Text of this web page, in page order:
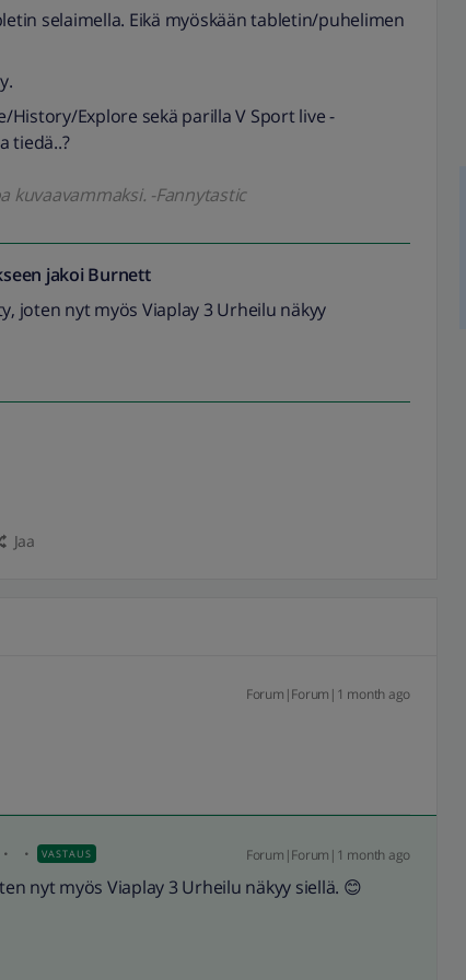
selaimella. Eikä myöskään tabletin/puhelimen
Explore sekä parilla V Sport live -
tiedä..?
kuvaavammaksi. -Fannytastic
jakoi Burnett
joten nyt myös Viaplay 3 Urheilu näkyy
Jaa
Forum|Forum|1 month ago
VASTAUS Forum|Forum|1 month ago
nyt myös Viaplay 3 Urheilu näkyy siellä. 😊